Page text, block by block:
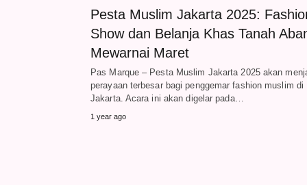
Pesta Muslim Jakarta 2025:
Show dan Belanja Khas Tanah
Mewarnai Maret
Pas Marque – Pesta Muslim Jakarta 2025 akan
perayaan terbesar bagi penggemar fashion muslim di
Jakarta. Acara ini akan digelar pada…
1 year ago